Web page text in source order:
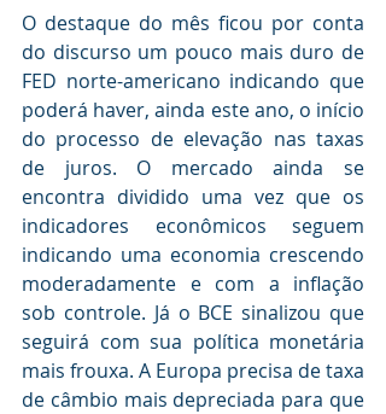
O destaque do mês ficou por conta
do discurso um pouco mais duro de
FED norte-americano indicando que
poderá haver, ainda este ano, o início
do processo de elevação nas taxas
de juros. O mercado ainda se
encontra dividido uma vez que os
indicadores econômicos seguem
indicando uma economia crescendo
moderadamente e com a inflação
sob controle. Já o BCE sinalizou que
seguirá com sua política monetária
mais frouxa. A Europa precisa de taxa
de câmbio mais depreciada para que